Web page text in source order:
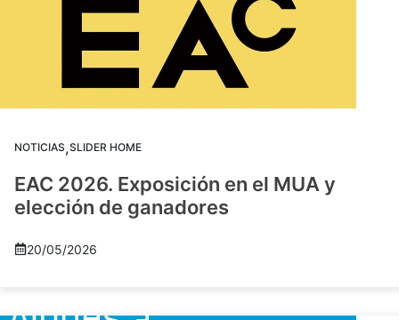
NOTICIAS,SLIDER HOME
EAC 2026. Exposición en el MUA y
elección de ganadores
20/05/2026